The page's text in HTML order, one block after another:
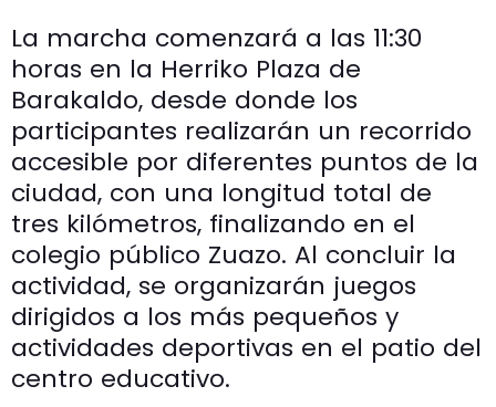
La marcha comenzará a las 11:30
horas en la Herriko Plaza de
Barakaldo, desde donde los
participantes realizarán un recorrido
accesible por diferentes puntos de la
ciudad, con una longitud total de
tres kilómetros, finalizando en el
colegio público Zuazo. Al concluir la
actividad, se organizarán juegos
dirigidos a los más pequeños y
actividades deportivas en el patio del
centro educativo.